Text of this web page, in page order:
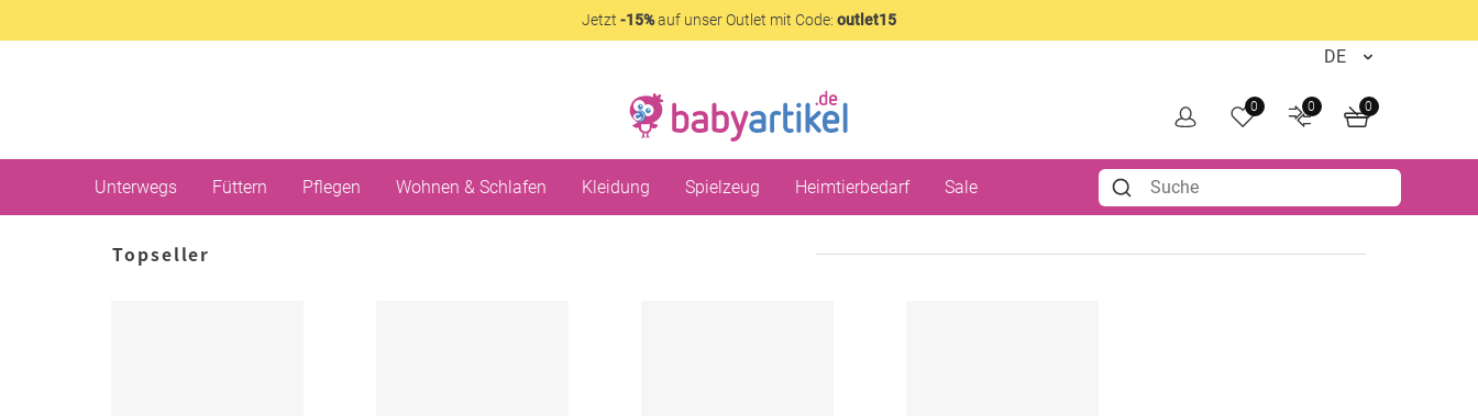
Jetzt -15%auf unser Outlet mit Code: outlet15
0 0 0
Unterwegs Füttern Pflegen Wohnen & Schlafen Kleidung Spielzeug Heimtierbedarf Sale
Topseller